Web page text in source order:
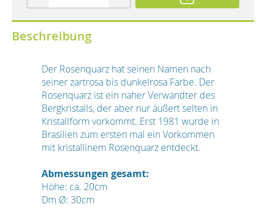
Beschreibung
Der Rosenquarz hat seinen Namen nach
seiner zartrosa bis dunkelrosa Farbe. Der
Rosenquarz ist ein naher Verwandter des
Bergkristalls, der aber nur äußert selten in
Kristallform vorkommt. Erst 1981 wurde in
Brasilien zum ersten mal ein Vorkommen
mit kristallinem Rosenquarz entdeckt.
Abmessungen gesamt:
Höhe: ca. 20cm
Dm Ø: 30cm